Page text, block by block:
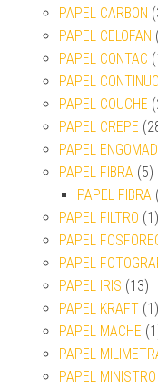
PAPEL CARBON
PAPEL CELOFAN
PAPEL CONTAC
PAPEL CONTINUO
PAPEL COUCHE
PAPEL CREPE
PAPEL
PAPEL FIBRA (5)
PAPEL FIBRA
PAPEL FILTRO (1)
PAPEL
PAPEL
PAPEL IRIS (13)
PAPEL KRAFT (1)
PAPEL MACHE
PAPEL
PAPEL MINISTRO